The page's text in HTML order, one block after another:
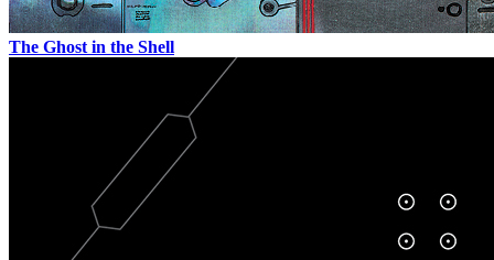
The Ghost in the Shell